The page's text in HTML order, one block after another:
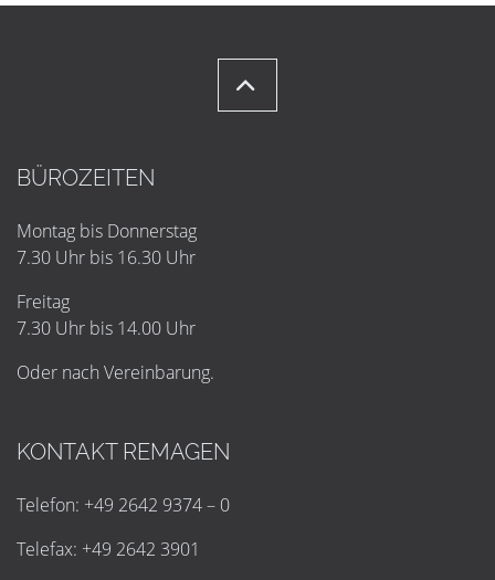
BÜROZEITEN
Montag bis Donnerstag
7.30 Uhr bis 16.30 Uhr
Freitag
7.30 Uhr bis 14.00 Uhr
Oder nach Vereinbarung.
KONTAKT REMAGEN
Telefon: +49 2642 9374 – 0
Telefax: +49 2642 3901